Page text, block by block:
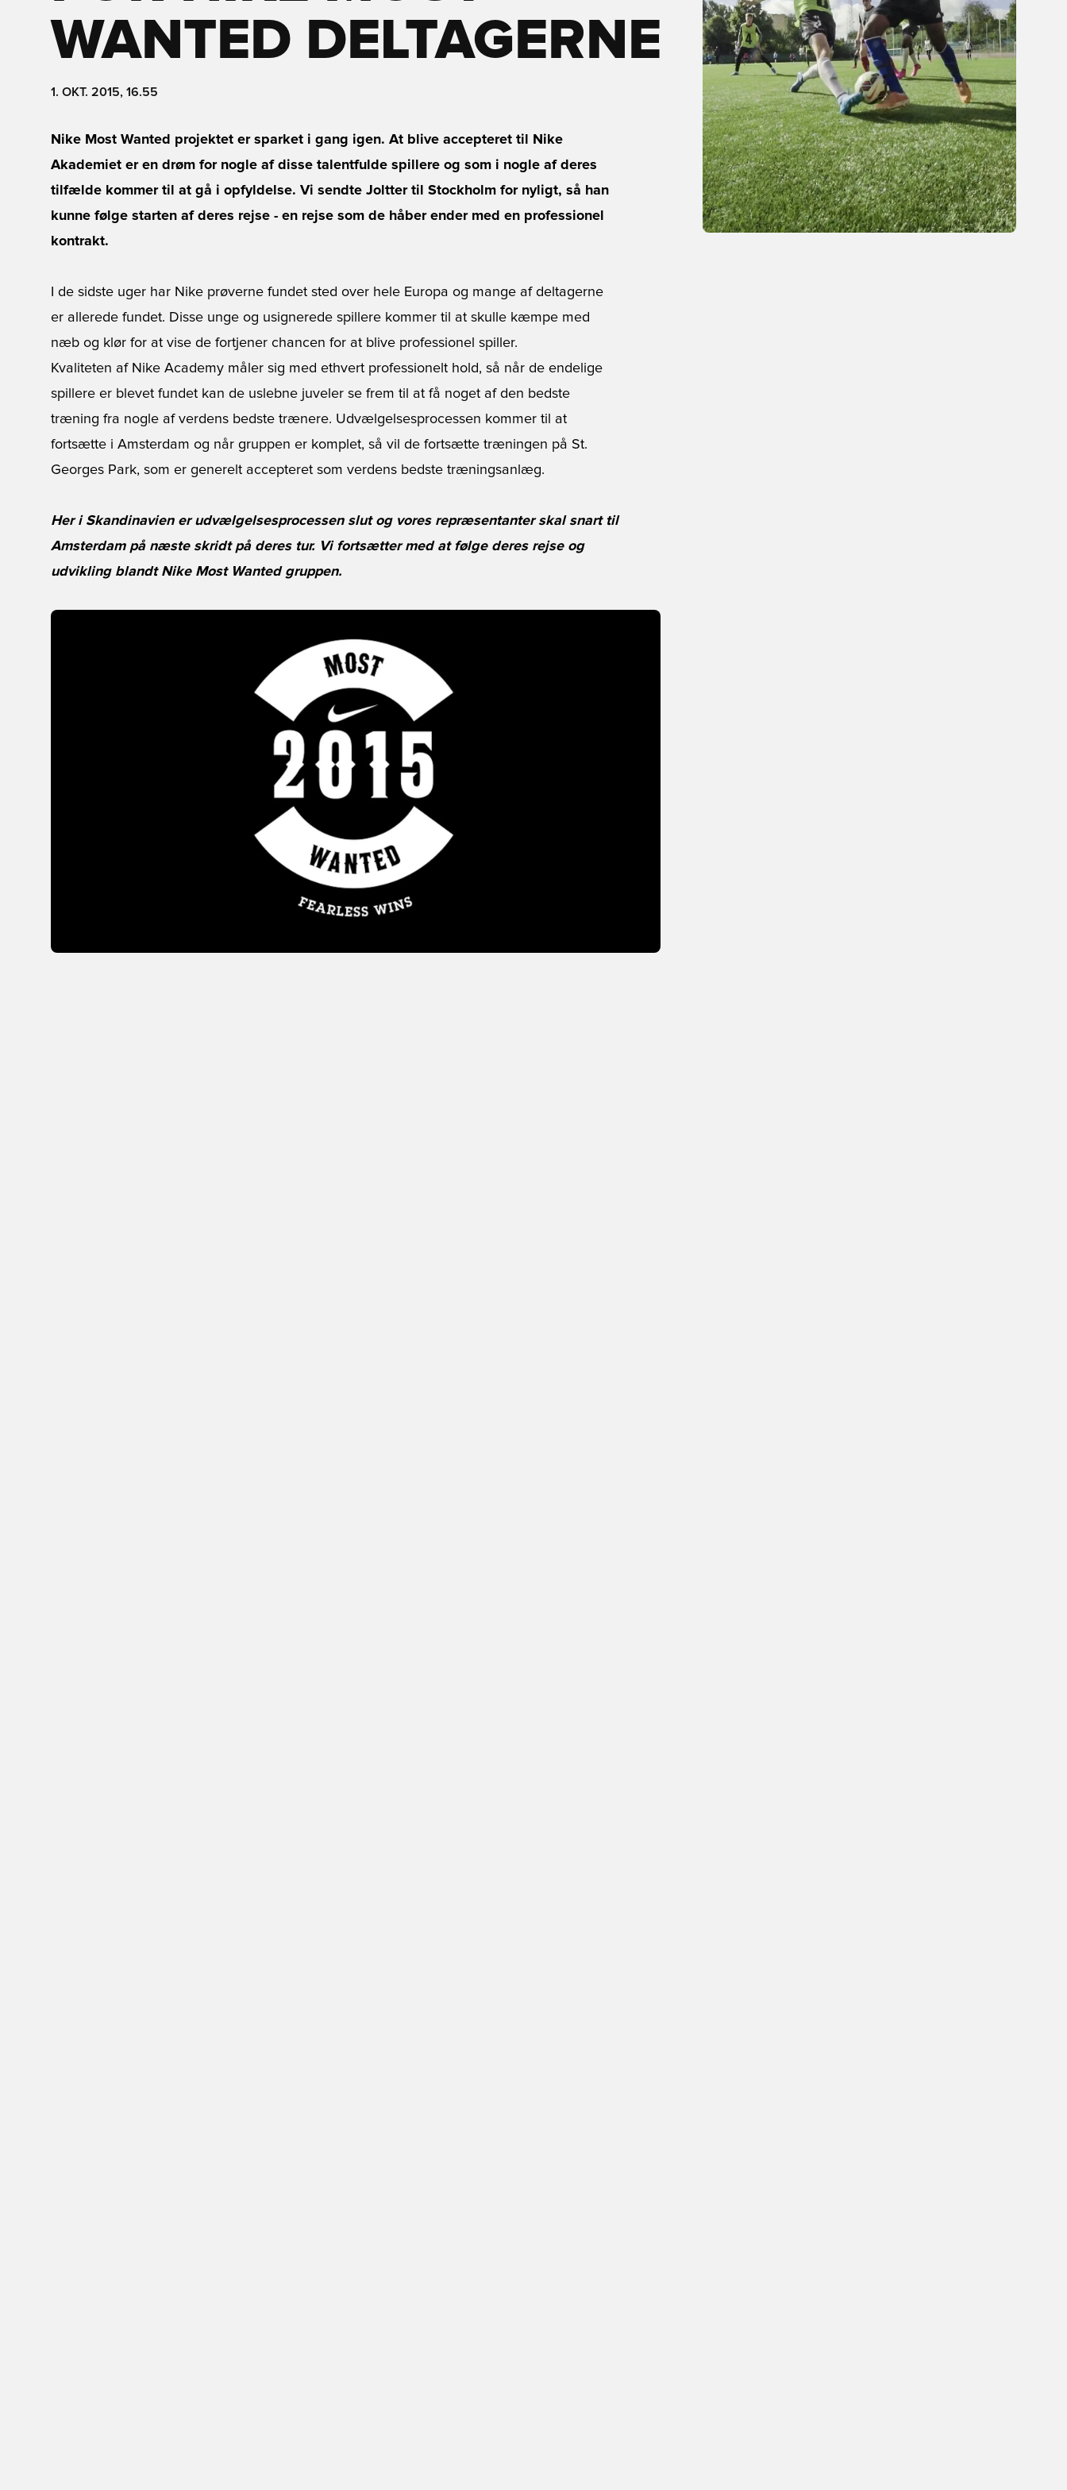
WANTED DELTAGERNE
1. OKT. 2015, 16.55
Nike Most Wanted projektet er sparket i gang igen. At blive accepteret til Nike
Akademiet er en drøm for nogle af disse talentfulde spillere og som i nogle af deres
tilfælde kommer til at gå i opfyldelse. Vi sendte Joltter til Stockholm for nyligt, så han
kunne følge starten af deres rejse - en rejse som de håber ender med en professionel
kontrakt.
I de sidste uger har Nike prøverne fundet sted over hele Europa og mange af deltagerne
er allerede fundet. Disse unge og usignerede spillere kommer til at skulle kæmpe med
næb og klør for at vise de fortjener chancen for at blive professionel spiller.
Kvaliteten af Nike Academy måler sig med ethvert professionelt hold, så når de endelige
spillere er blevet fundet kan de uslebne juveler se frem til at få noget af den bedste
træning fra nogle af verdens bedste trænere. Udvælgelsesprocessen kommer til at
fortsætte i Amsterdam og når gruppen er komplet, så vil de fortsætte træningen på St.
Georges Park, som er generelt accepteret som verdens bedste træningsanlæg.
Her i Skandinavien er udvælgelsesprocessen slut og vores repræsentanter skal snart til
Amsterdam på næste skridt på deres tur. Vi fortsætter med at følge deres rejse og
udvikling blandt Nike Most Wanted gruppen.